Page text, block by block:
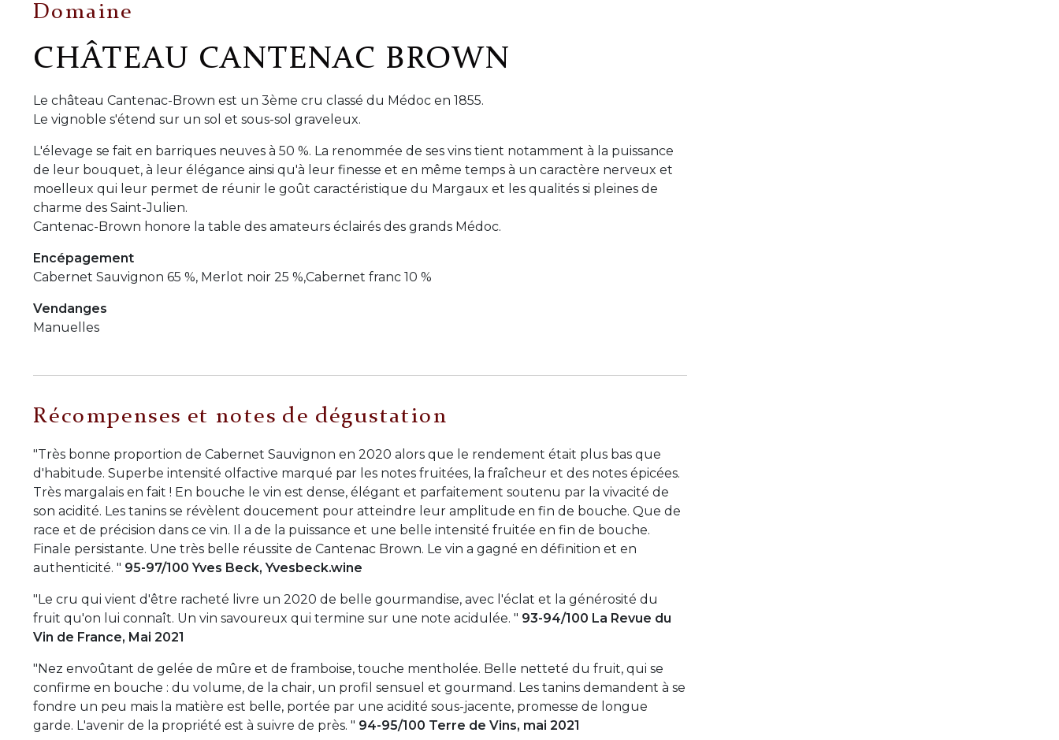
Domaine
CHÂTEAU CANTENAC BROWN
Le château Cantenac-Brown est un 3ème cru classé du Médoc en 1855.
Le vignoble s'étend sur un sol et sous-sol graveleux.
L'élevage se fait en barriques neuves à 50 %. La renommée de ses vins tient notamment à la puissance
de leur bouquet, à leur élégance ainsi qu'à leur finesse et en même temps à un caractère nerveux et
moelleux qui leur permet de réunir le goût caractéristique du Margaux et les qualités si pleines de
charme des Saint-Julien.
Cantenac-Brown honore la table des amateurs éclairés des grands Médoc.
Encépagement
Cabernet Sauvignon 65 %, Merlot noir 25 %,Cabernet franc 10 %
Vendanges
Manuelles
Récompenses et notes de dégustation
"Très bonne proportion de Cabernet Sauvignon en 2020 alors que le rendement était plus bas que
d'habitude. Superbe intensité olfactive marqué par les notes fruitées, la fraîcheur et des notes épicées.
Très margalais en fait ! En bouche le vin est dense, élégant et parfaitement soutenu par la vivacité de
son acidité. Les tanins se révèlent doucement pour atteindre leur amplitude en fin de bouche. Que de
race et de précision dans ce vin. Il a de la puissance et une belle intensité fruitée en fin de bouche.
Finale persistante. Une très belle réussite de Cantenac Brown. Le vin a gagné en définition et en
authenticité. " 95-97/100 Yves Beck, Yvesbeck.wine
"Le cru qui vient d'être racheté livre un 2020 de belle gourmandise, avec l'éclat et la générosité du
fruit qu'on lui connaît. Un vin savoureux qui termine sur une note acidulée. " 93-94/100 La Revue du
Vin de France, Mai 2021
"Nez envoûtant de gelée de mûre et de framboise, touche mentholée. Belle netteté du fruit, qui se
confirme en bouche : du volume, de la chair, un profil sensuel et gourmand. Les tanins demandent à se
fondre un peu mais la matière est belle, portée par une acidité sous-jacente, promesse de longue
garde. L'avenir de la propriété est à suivre de près. " 94-95/100 Terre de Vins, mai 2021